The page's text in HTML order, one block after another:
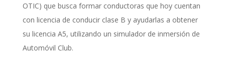
OTIC) que busca formar conductoras que hoy cuentan
con licencia de conducir clase B y ayudarlas a obtener
su licencia A5, utilizando un simulador de inmersión de
Automóvil Club.